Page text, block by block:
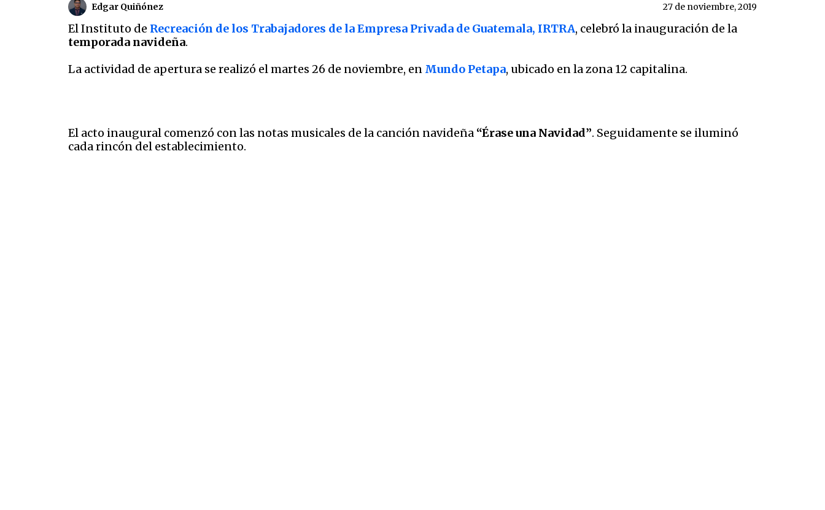
Edgar Quiñónez 27 de noviembre, 2019
El Instituto de Recreación de los Trabajadores de la Empresa Privada de Guatemala, IRTRA, celebró la inauguración de la
temporada navideña.
La actividad de apertura se realizó el martes 26 de noviembre, en Mundo Petapa, ubicado en la zona 12 capitalina.
El acto inaugural comenzó con las notas musicales de la canción navideña “Érase una Navidad”. Seguidamente se iluminó
cada rincón del establecimiento.